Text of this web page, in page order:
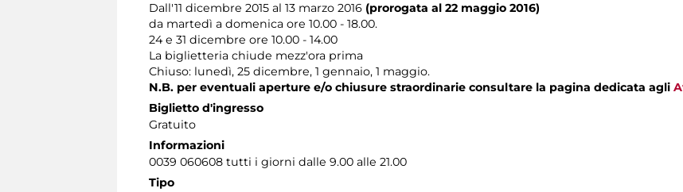
Dall'11 dicembre 2015 al 13 marzo 2016 (prorogata al 22 maggio 2016)
da martedì a domenica ore 10.00 - 18.00.
24 e 31 dicembre ore 10.00 - 14.00
La biglietteria chiude mezz'ora prima
Chiuso: lunedì, 25 dicembre, 1 gennaio, 1 maggio.
N.B. per eventuali aperture e/o chiusure straordinarie consultare la pagina dedicata agli
Biglietto d'ingresso
Gratuito
Informazioni
0039 060608 tutti i giorni dalle 9.00 alle 21.00
Tipo